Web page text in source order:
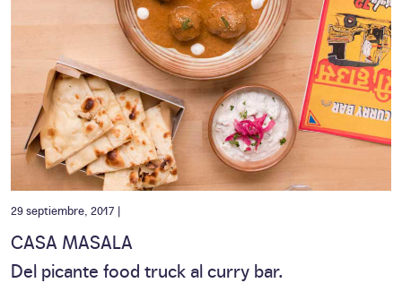
29 septiembre, 2017 |
CASA MASALA
Del picante food truck al curry bar.